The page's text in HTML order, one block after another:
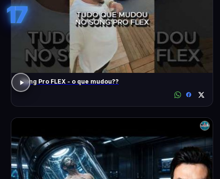
17
Song Pro FLEX - o que mudou??